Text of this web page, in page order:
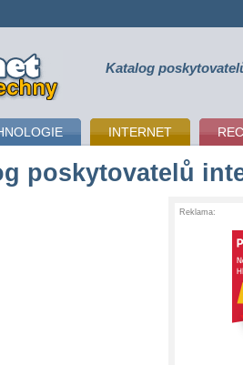
Katalog
INTERNET
poskytovatelů
Reklama: